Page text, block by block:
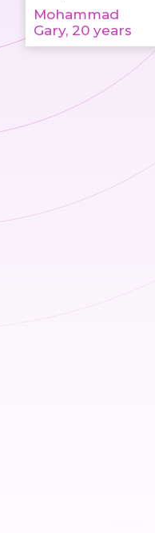
Mohammad
Gary, 20 years